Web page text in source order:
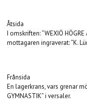
Åtsida
I omskriften: “WEXIÖ
mottagaren ingraverat: “K.
Frånsida
En lagerkrans, vars grenar
GYMNASTIK” i versaler.